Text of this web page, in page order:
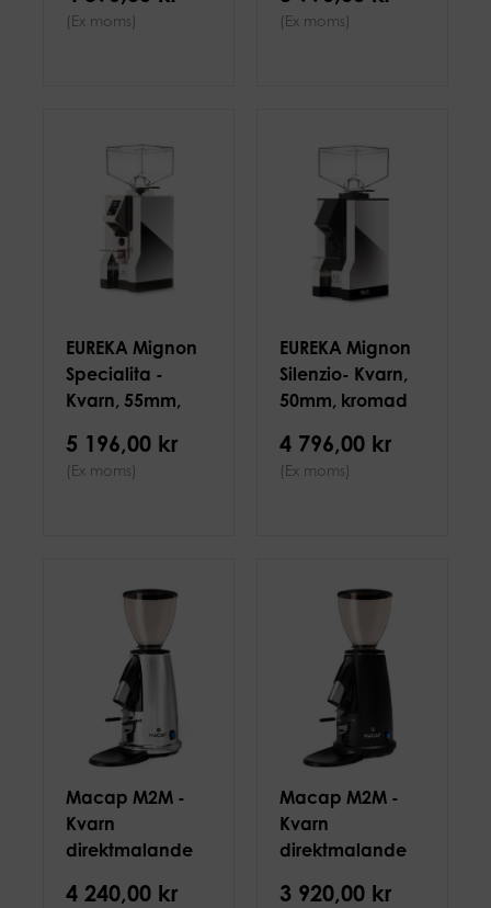
(Ex moms) (Ex moms)
EUREKA Mignon
Specialita -
Kvarn, 55mm,
5 196,00 kr
(Ex moms)
EUREKA Mignon
Silenzio- Kvarn,
50mm, kromad
4 796,00 kr
(Ex moms)
Macap M2M -
Kvarn
direktmalande
4 240,00 kr
Macap M2M -
Kvarn
direktmalande
3 920,00 kr